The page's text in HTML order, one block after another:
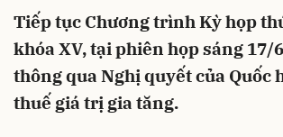
Tiếp tục Chương trình Kỳ họp
khóa XV, tại phiên họp sáng 17/
thông qua Nghị quyết của Quốc
thuế giá trị gia tăng.